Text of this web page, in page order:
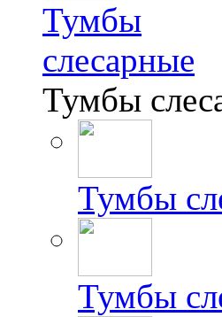
Тумбы
слесарные
Тумбы
Тумбы
Тумбы